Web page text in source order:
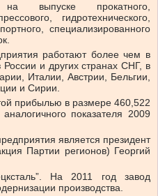
выпуске прокатного,
гидротехнического,
специализированного
работают более чем в
и других странах СНГ, в
Италии, Австрии, Бельгии,
и Сирии.
прибылью в размере 460,522
показателя 2009
является президент
Партии регионов) Георгий
На 2011 год завод
производства.